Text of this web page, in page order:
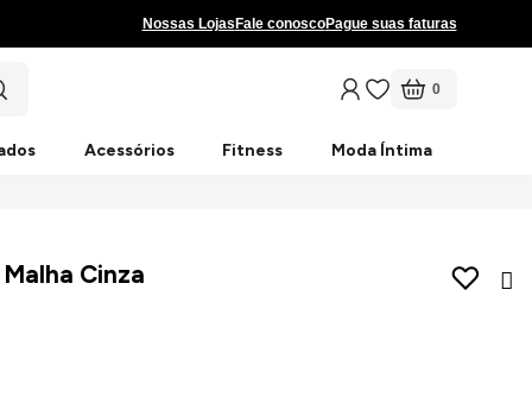
Nossas Lojas Fale conoscoPague suas faturas
0
Acessórios Fitness Moda Íntima
Cinza